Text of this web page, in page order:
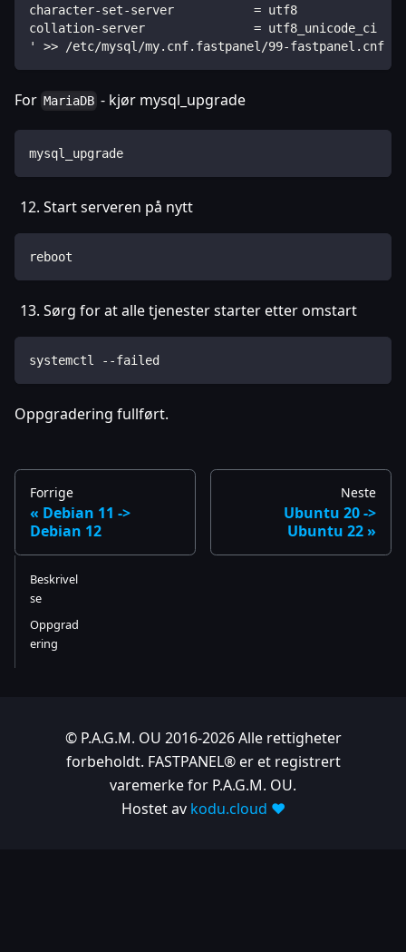
character-set-server           = utf8
collation-server               = utf8_unicode_ci
' >> /etc/mysql/my.cnf.fastpanel/99-fastpanel.cnf
For MariaDB - kjør mysql_upgrade
mysql_upgrade
Start serveren på nytt
reboot
Sørg for at alle tjenester starter etter omstart
systemctl --failed
Oppgradering fullført.
Forrige
Debian 11 ->
Debian 12
Neste
Ubuntu 20 ->
Ubuntu 22
Beskrivel
se
Oppgrad
ering
© P.A.G.M. OU 2016-2026 Alle rettigheter
forbeholdt. FASTPANEL® er et registrert
varemerke for P.A.G.M. OU.
Hostet av kodu.cloud ❤️